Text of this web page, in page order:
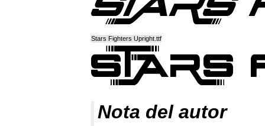
Stars Fighters Upright.ttf
Nota del autor